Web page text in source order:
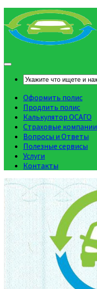
Оформить полис
Продлить полис
Калькулятор ОСАГО
Страховые компании
Вопросы и Ответы
Полезные сервисы
Услуги
Контакты